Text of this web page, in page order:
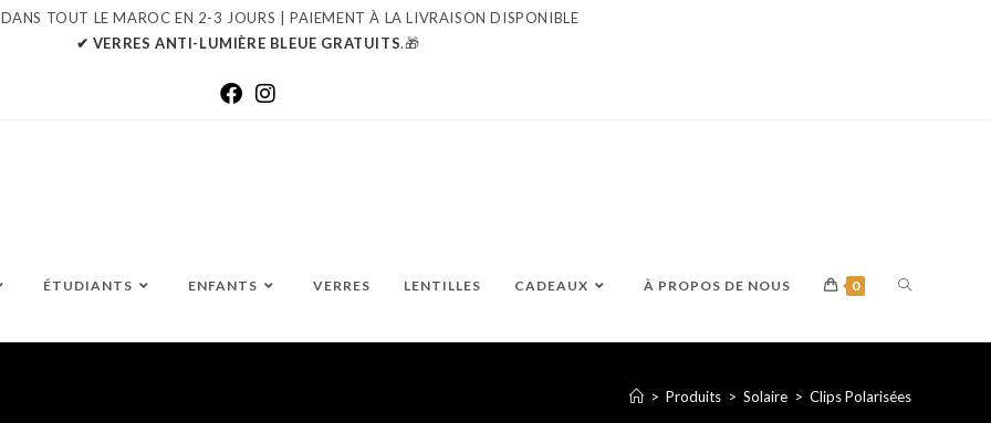
TOUT LE MAROC EN 2-3 JOURS | PAIEMENT À LA LIVRAISON DISPONIBLE
✔ VERRES ANTI-LUMIÈRE BLEUE GRATUITS.🎁
ÉTUDIANTS ENFANTS VERRES LENTILLES CADEAUX À PROPOS DE NOUS 0 TOGGLE
WEBSITE
> Produits > Solaire > Clips Polarisées